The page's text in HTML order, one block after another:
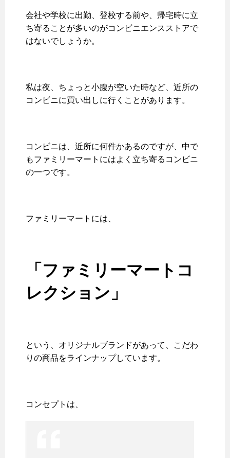
会社や学校に出勤、登校する前や、帰宅時に立
ち寄ることが多いのがコンビニエンスストアで
はないでしょうか。
私は夜、ちょっと小腹が空いた時など、近所の
コンビニに買い出しに行くことがあります。
コンビニは、近所に何件かあるのですが、中で
もファミリーマートにはよく立ち寄るコンビニ
の一つです。
ファミリーマートには、
「ファミリーマートコ
レクション」
という、オリジナルブランドがあって、こだわ
りの商品をラインナップしています。
コンセプトは、